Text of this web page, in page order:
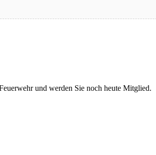
und werden Sie noch heute Mitglied.